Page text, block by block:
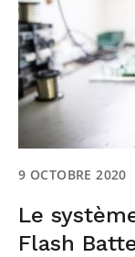
9 OCTOBRE 2020
Le
Flash